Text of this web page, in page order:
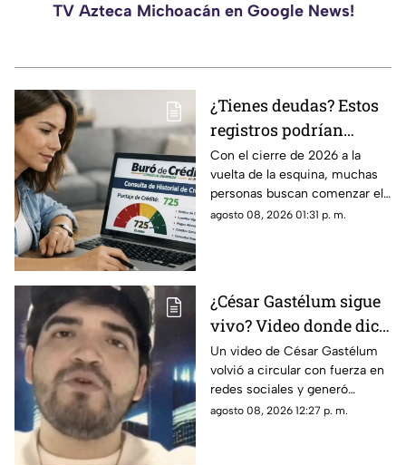
TV Azteca Michoacán en Google News!
¿Tienes deudas? Estos
registros podrían
desaparecer del Buró
de Crédito en 2026
Con el cierre de 2026 a la
vuelta de la esquina, muchas
personas buscan comenzar el
próximo año con sus finanzas
registro negativo del Buró de
Crédito?
agosto 08, 2026 01:31 p. m.
¿César Gastélum sigue
vivo? Video donde dice
“todo fue una broma”
vuelve a hacerse viral
Un video de César Gastélum
volvió a circular con fuerza en
redes sociales y generó
confusión entre usuarios que
agosto 08, 2026 12:27 p. m.